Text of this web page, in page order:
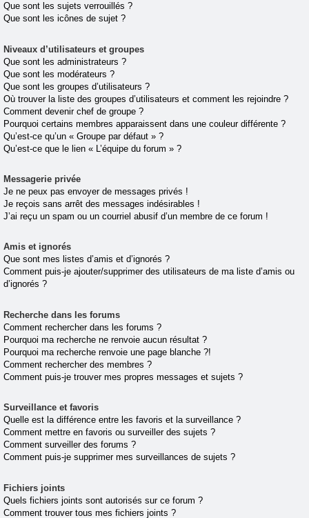
Que sont les sujets verrouillés ?
Que sont les icônes de sujet ?
Niveaux d’utilisateurs et groupes
Que sont les administrateurs ?
Que sont les modérateurs ?
Que sont les groupes d’utilisateurs ?
Où trouver la liste des groupes d’utilisateurs et comment les rejoindre ?
Comment devenir chef de groupe ?
Pourquoi certains membres apparaissent dans une couleur différente ?
Qu’est-ce qu’un « Groupe par défaut » ?
Qu’est-ce que le lien « L’équipe du forum » ?
Messagerie privée
Je ne peux pas envoyer de messages privés !
Je reçois sans arrêt des messages indésirables !
J’ai reçu un spam ou un courriel abusif d’un membre de ce forum !
Amis et ignorés
Que sont mes listes d’amis et d’ignorés ?
Comment puis-je ajouter/supprimer des utilisateurs de ma liste d’amis ou
d’ignorés ?
Recherche dans les forums
Comment rechercher dans les forums ?
Pourquoi ma recherche ne renvoie aucun résultat ?
Pourquoi ma recherche renvoie une page blanche ?!
Comment rechercher des membres ?
Comment puis-je trouver mes propres messages et sujets ?
Surveillance et favoris
Quelle est la différence entre les favoris et la surveillance ?
Comment mettre en favoris ou surveiller des sujets ?
Comment surveiller des forums ?
Comment puis-je supprimer mes surveillances de sujets ?
Fichiers joints
Quels fichiers joints sont autorisés sur ce forum ?
Comment trouver tous mes fichiers joints ?